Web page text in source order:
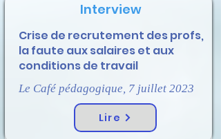
Interview
Crise de recrutement des profs,
la faute aux salaires et aux
conditions de travail
Le Café pédagogique, 7 juillet 2023
Lire